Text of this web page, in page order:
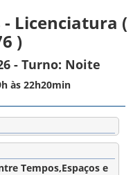
Licenciatura (
)
- Turno: Noite
às 22h20min
Tempos,Espaços e